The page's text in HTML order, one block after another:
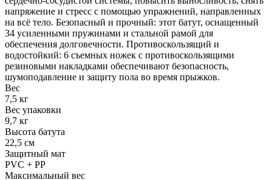
напряжение и стресс с помощью упражнений, направленных
на всё тело. Безопасный и прочный: этот батут, оснащенный
34 усиленными пружинами и стальной рамой для
обеспечения долговечности. Противоскользящий и
водостойкий: 6 съемных ножек с противоскользящими
резиновыми накладками обеспечивают безопасность,
шумоподавление и защиту пола во время прыжков.
Вес
7,5 кг
Вес упаковки
9,7 кг
Высота батута
22,5 см
Защитный мат
PVC + PP
Максимальный вес